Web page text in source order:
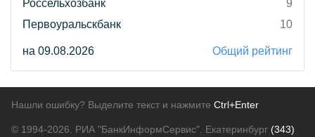
Россельхозбанк
9
Первоуральскбанк
10
на 09.08.2026 Общий рейтинг
Нашли ошибку? Выделите текст и нажмите Ctrl+Enter
© 1994-2026. РИА "БанкИнформСервис". Екатеринбург (343)